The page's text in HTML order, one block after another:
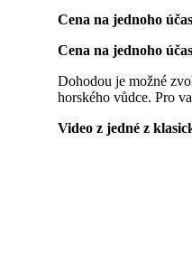
Cena na jednoho
Cena na jednoho
Dohodou je možné
horského vůdce. Pro
Video z jedné z